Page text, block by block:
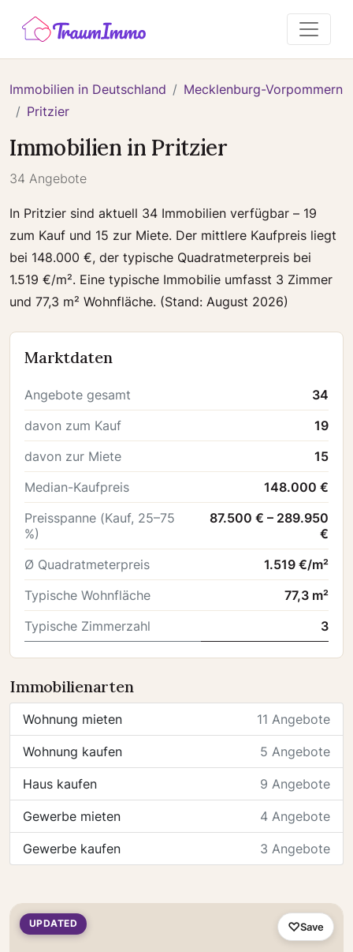
Immobilien in Deutschland
Mecklenburg-Vorpommern
Pritzier
Immobilien in Pritzier
34 Angebote
In Pritzier sind aktuell 34 Immobilien verfügbar – 19
zum Kauf und 15 zur Miete. Der mittlere Kaufpreis liegt
bei 148.000 €, der typische Quadratmeterpreis bei
1.519 €/m². Eine typische Immobilie umfasst 3 Zimmer
und 77,3 m² Wohnfläche. (Stand: August 2026)
Marktdaten
Angebote gesamt
34
davon zum Kauf
19
davon zur Miete
15
Median-Kaufpreis
148.000 €
Preisspanne (Kauf, 25–75
%)
87.500 € – 289.950
€
Ø Quadratmeterpreis
1.519 €/m²
Typische Wohnfläche
77,3 m²
Typische Zimmerzahl
3
Immobilienarten
Wohnung mieten 11 Angebote
Wohnung kaufen 5 Angebote
Haus kaufen 9 Angebote
Gewerbe mieten 4 Angebote
Gewerbe kaufen 3 Angebote
UPDATED Save